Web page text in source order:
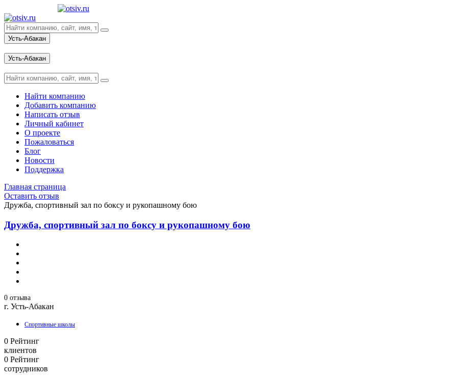
Усть-Абакан
Усть-Абакан
Найти компанию
Добавить компанию
Написать отзыв
Личный кабинет
О проекте
Пожаловаться
Блог
Новости
Поддержка
Главная страница
Оставить отзыв
Дружба, спортивный зал по боксу и рукопашному бою
Дружба, спортивный зал по боксу и рукопашному бою
0 отзыва
г. Усть-Абакан
Спортивные школы
0 Рейтинг
клиентов
0 Рейтинг
сотрудников